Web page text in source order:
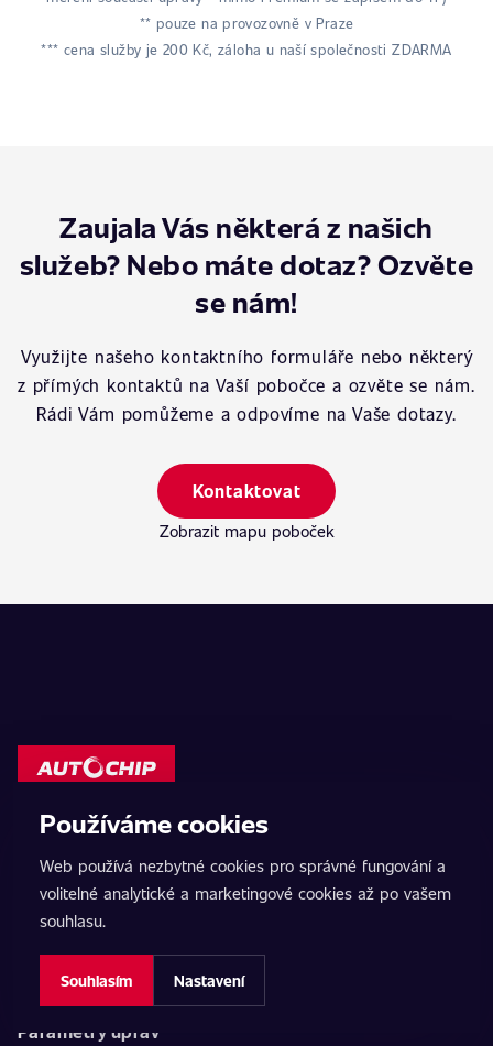
** pouze na provozovně v Praze
*** cena služby je 200 Kč, záloha u naší společnosti ZDARMA
Zaujala Vás některá z našich
služeb? Nebo máte dotaz? Ozvěte
se nám!
Využijte našeho kontaktního formuláře nebo některý
z přímých kontaktů na Vaší pobočce a ozvěte se nám.
Rádi Vám pomůžeme a odpovíme na Vaše dotazy.
Kontaktovat
Zobrazit mapu poboček
Domů
Vypnutí AdBlue
Parametry úprav
Používáme cookies
Web používá nezbytné cookies pro správné fungování a
volitelné analytické a marketingové cookies až po vašem
souhlasu.
Souhlasím Nastavení